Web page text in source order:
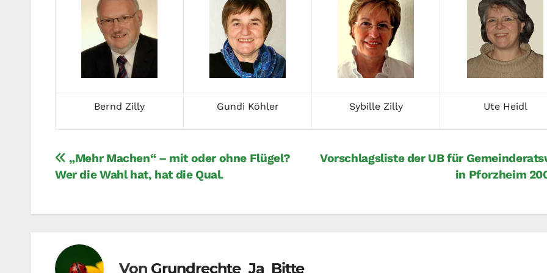
Bernd Zilly Gundi Köhler Sybille Zilly Ute Heidl
Beitragsnavigation
Vorschlagsliste der UB für
in Pforzheim
„Mehr Machen“ – mit oder ohne Flügel?
Wer die Wahl hat, hat die Qual.
Von Grundrechte_Ja_Bitte